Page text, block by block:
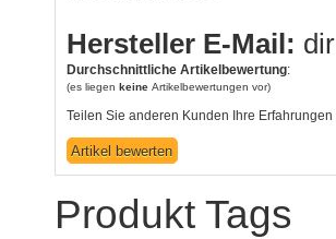
Hersteller E-Mail:
Durchschnittliche Artikelbewertung:
(es liegen keine Artikelbewertungen vor)
Teilen Sie anderen Kunden Ihre Erfahrungen
Produkt Tags